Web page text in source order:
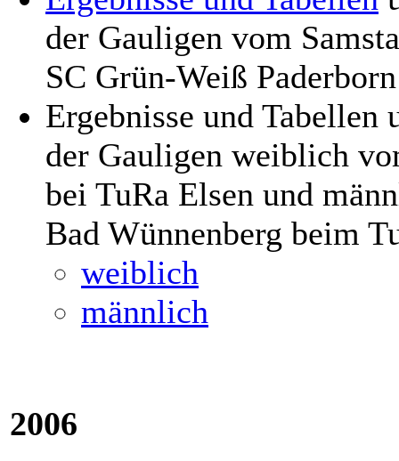
der Gauligen vom
SC Grün-Weiß Paderborn
Ergebnisse und Tabellen
der Gauligen weiblich
bei TuRa Elsen und
Bad Wünnenberg beim
weiblich
männlich
2006